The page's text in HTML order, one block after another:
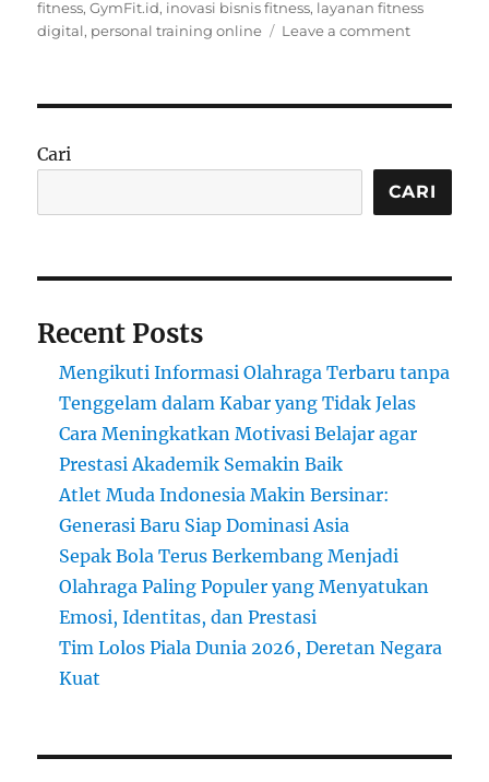
on
fitness,GymFit.id, inovasi bisnis fitness, layanan fitness
digital, personal training online Leave a commenton
Training
Online
oleh
Cari
CARI
Recent Posts
Mengikuti Informasi Olahraga Terbaru tanpa
Tenggelam dalam Kabar yang Tidak Jelas
Cara Meningkatkan Motivasi Belajar agar
Prestasi Akademik Semakin Baik
Atlet Muda Indonesia Makin Bersinar:
Generasi Baru Siap Dominasi Asia
Sepak Bola Terus Berkembang Menjadi
Olahraga Paling Populer yang Menyatukan
Emosi, Identitas, dan Prestasi
Tim Lolos Piala Dunia 2026, Deretan Negara
Kuat